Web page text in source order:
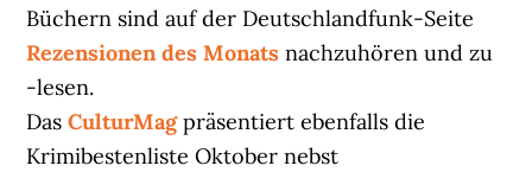
Büchern sind auf der Deutschlandfunk-Seite
Rezensionen des Monats nachzuhören und zu
-lesen.
DasCulturMagpräsentiert ebenfalls die
Krimibestenliste Oktober nebst